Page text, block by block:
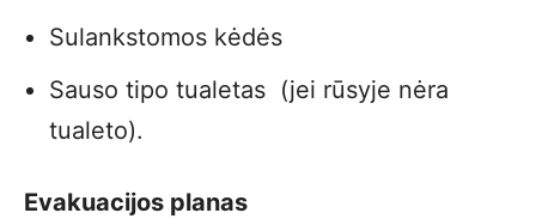
Sulankstomos kėdės
Sauso tipo tualetas (jei rūsyje nėra
tualeto).
Evakuacijos planas